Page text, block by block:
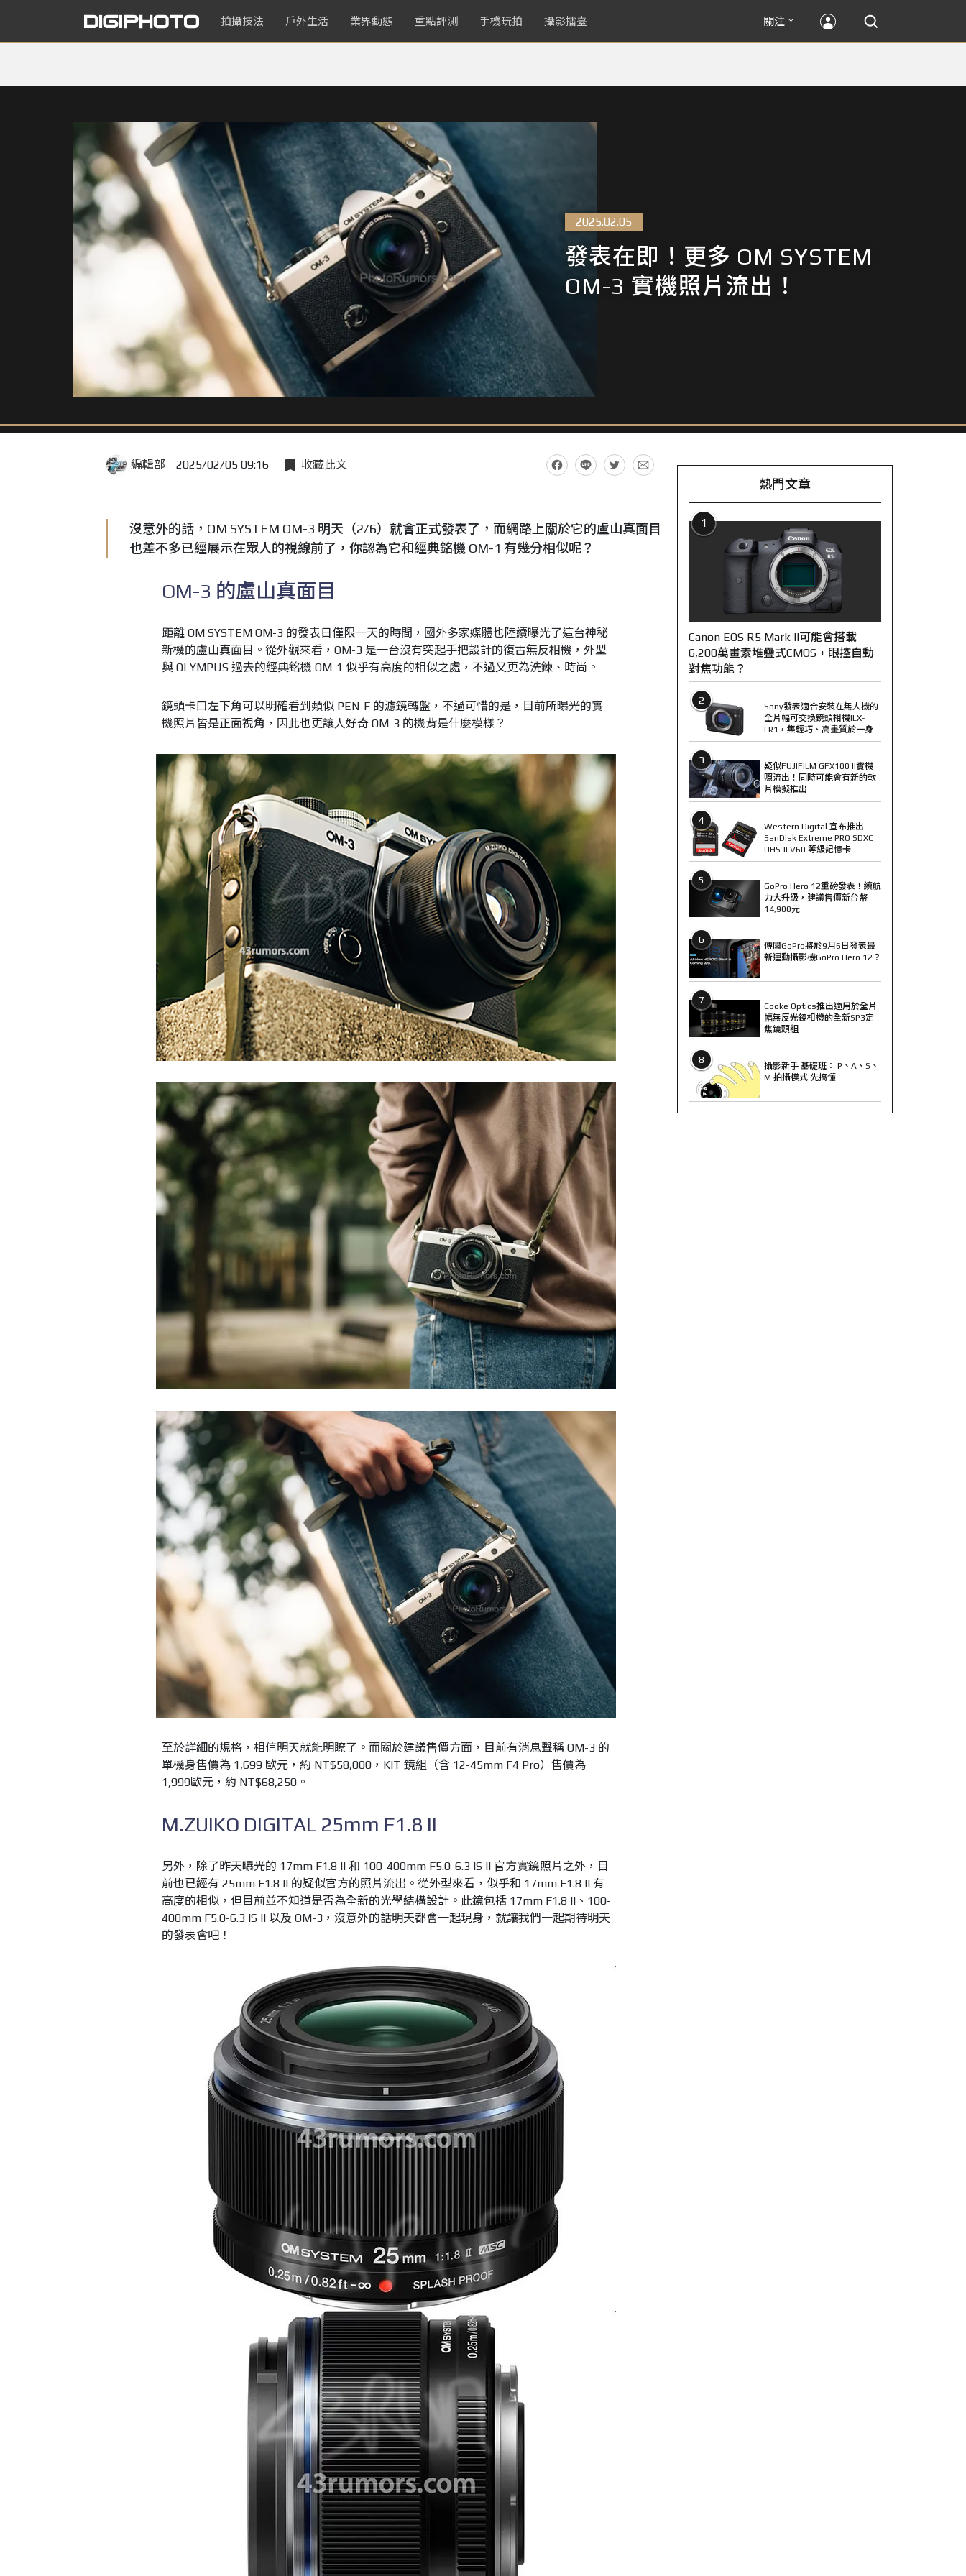
拍攝技法 戶外生活 業界動態 重點評測 手機玩拍 攝影擂臺 關注
2025.02.05
發表在即！更多 OM SYSTEM
OM-3 實機照片流出！
編輯部 2025/02/05 09:16 收藏此文
沒意外的話，OM SYSTEM OM-3 明天（2/6）就會正式發表了，而網路上關於它的盧山真面目
也差不多已經展示在眾人的視線前了，你認為它和經典銘機 OM-1 有幾分相似呢？
OM-3 的盧山真面目
距離 OM SYSTEM OM-3 的發表日僅限一天的時間，國外多家媒體也陸續曝光了這台神秘
新機的盧山真面目。從外觀來看，OM-3 是一台沒有突起手把設計的復古無反相機，外型
與 OLYMPUS 過去的經典銘機 OM-1 似乎有高度的相似之處，不過又更為洗鍊、時尚。
鏡頭卡口左下角可以明確看到類似 PEN-F 的濾鏡轉盤，不過可惜的是，目前所曝光的實
機照片皆是正面視角，因此也更讓人好奇 OM-3 的機背是什麼模樣？
至於詳細的規格，相信明天就能明瞭了。而關於建議售價方面，目前有消息聲稱 OM-3 的
單機身售價為 1,699 歐元，約 NT$58,000，KIT 鏡組（含 12-45mm F4 Pro）售價為
1,999歐元，約 NT$68,250。
M.ZUIKO DIGITAL 25mm F1.8 II
另外，除了昨天曝光的 17mm F1.8 II 和 100-400mm F5.0-6.3 IS II 官方實鏡照片之外，目
前也已經有 25mm F1.8 II 的疑似官方的照片流出。從外型來看，似乎和 17mm F1.8 II 有
高度的相似，但目前並不知道是否為全新的光學結構設計。此鏡包括 17mm F1.8 II、100-
400mm F5.0-6.3 IS II 以及 OM-3，沒意外的話明天都會一起現身，就讓我們一起期待明天
的發表會吧！
熱門文章
1
Canon EOS R5 Mark II可能會搭載
6,200萬畫素堆疊式CMOS + 眼控自動
對焦功能？
2
Sony發表適合安裝在無人機的
全片幅可交換鏡頭相機ILX-
LR1，集輕巧、高畫質於一身
3
疑似FUJIFILM GFX100 II實機
照流出！同時可能會有新的軟
片模擬推出
4
Western Digital 宣布推出
SanDisk Extreme PRO SDXC
UHS-II V60 等級記憶卡
5
GoPro Hero 12重磅發表！續航
力大升級，建議售價新台幣
14,900元
6
傳聞GoPro將於9月6日發表最
新運動攝影機GoPro Hero 12？
7
Cooke Optics推出適用於全片
幅無反光鏡相機的全新SP3定
焦鏡頭組
8
攝影新手 基礎班： P、A、S、
M 拍攝模式 先搞懂